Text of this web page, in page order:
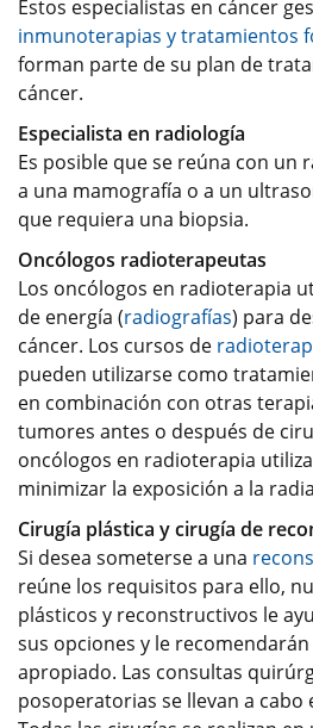
Estos especialistas en cáncer
inmunoterapias y tratamientos
forman parte de su plan de
cáncer.
Especialista en radiología
Es posible que se reúna con un
a una mamografía o a un
que requiera una biopsia.
Oncólogos radioterapeutas
Los oncólogos en radioterapia
de energía (radiografías) para
cáncer. Los cursos de
pueden utilizarse como
en combinación con otras
tumores antes o después de
oncólogos en radioterapia
minimizar la exposición a la
Cirugía plástica y cirugía de
Si desea someterse a una
reúne los requisitos para ello,
plásticos y reconstructivos le
sus opciones y le
apropiado. Las consultas
posoperatorias se llevan a cabo